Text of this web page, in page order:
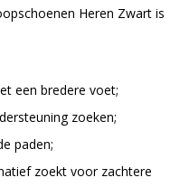
Heren Zwart is
een bredere voet;
zoeken;
paden;
zoekt voor zachtere